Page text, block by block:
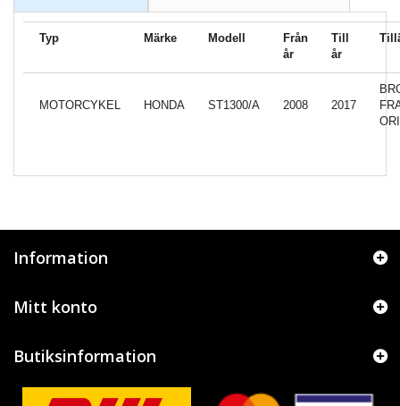
Typ Märke Modell
Från
år
Till
år
MOTORCYKEL HONDA ST1300/A 2008 2017
Information
Mitt konto
Butiksinformation